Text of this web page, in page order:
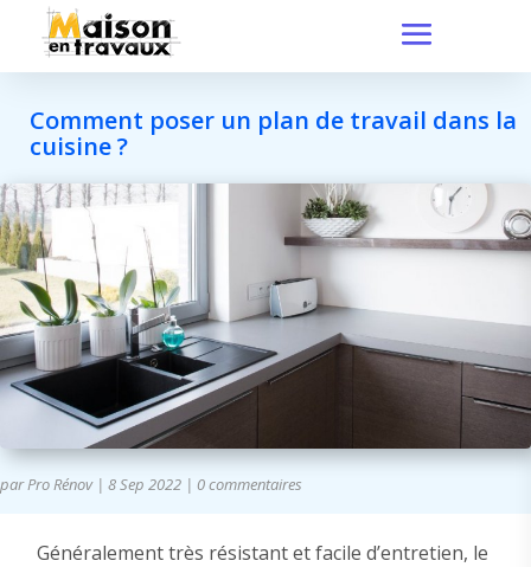
Comment poser un plan de travail dans la
cuisine ?
parPro Rénov| 8 Sep 2022 | 0 commentaires
Généralement très résistant et facile d’entretien, le